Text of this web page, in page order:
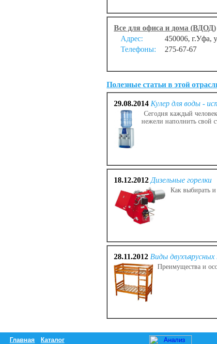
Все для офиса и дома (ВДОД)
Адрес:
450006, г.Уфа,
Телефоны:
275-67-67
Полезные статьи в этой
29.08.2014 Кулер для воды -
Сегодня каждый
нежели наполнить свой
18.12.2012 Дизельные горелки
Как выбирать и
28.11.2012 Виды
Преимущества и
Главная
Каталог